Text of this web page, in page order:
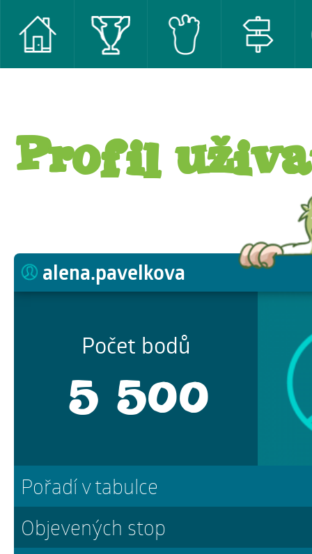
Profil
alena.pavelkova
Počet bodů
5 500
Pořadí v tabulce
Objevených stop